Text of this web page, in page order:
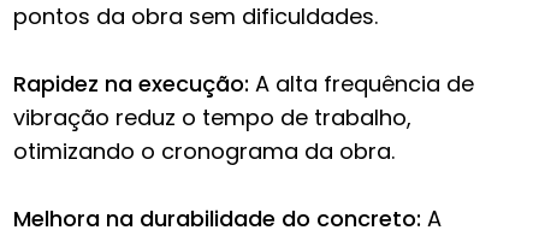
pontos da obra sem dificuldades.
Rapidez na execução: A alta frequência de
vibração reduz o tempo de trabalho,
otimizando o cronograma da obra.
Melhora na durabilidade do concreto:A